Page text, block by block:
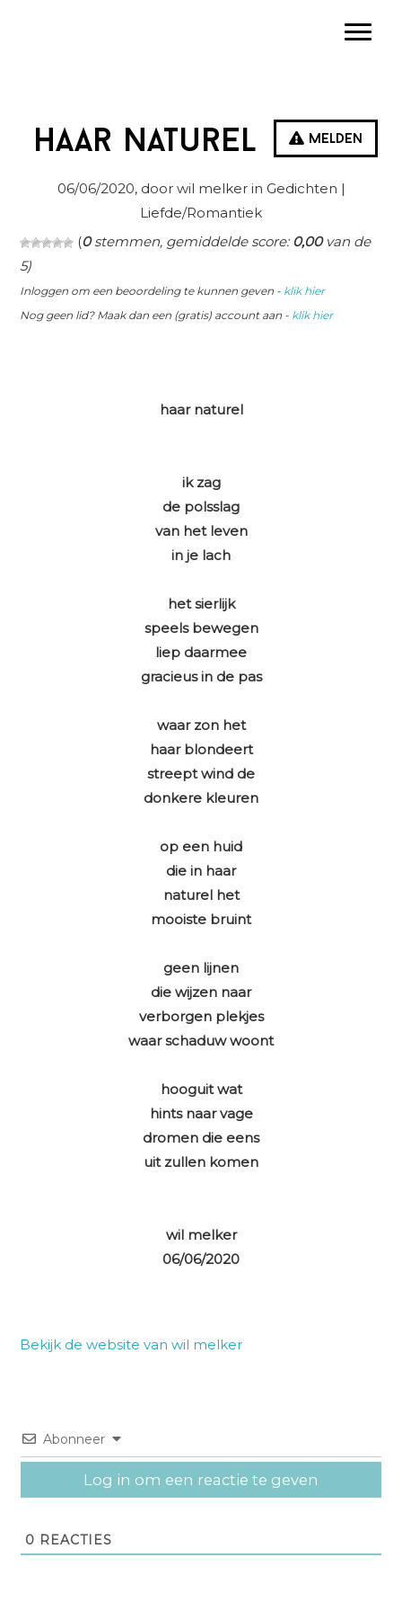
Melden
Haar naturel
06/06/2020, door wil melker in Gedichten |
Liefde/Romantiek
(0stemmen, gemiddelde score:0,00van de
5)
Inloggen om een beoordeling te kunnen geven - klik hier
Nog geen lid? Maak dan een (gratis) account aan - klik hier
haar naturel
ik zag
de polsslag
van het leven
in je lach
het sierlijk
speels bewegen
liep daarmee
gracieus in de pas
waar zon het
haar blondeert
streept wind de
donkere kleuren
op een huid
die in haar
naturel het
mooiste bruint
geen lijnen
die wijzen naar
verborgen plekjes
waar schaduw woont
hooguit wat
hints naar vage
dromen die eens
uit zullen komen
wil melker
06/06/2020
Bekijk de website van wil melker
Abonneer
Log in om een reactie te geven
0 REACTIES